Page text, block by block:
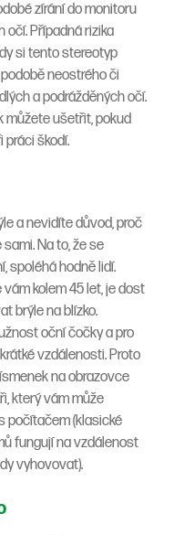
zírání do monitoru
očí. Případná rizika
si tento stereotyp
neostrého či
a podrážděných očí.
ušetřit, pokud
práci škodí.
a nevidíte důvod, proč
Na to, že se
spoléhá hodně lidí.
kolem 45 let, je dost
brýle na blízko.
oční čočky a pro
vzdálenosti. Proto
na obrazovce
který vám může
počítačem (klasické
fungují na vzdálenost
vyhovovat).